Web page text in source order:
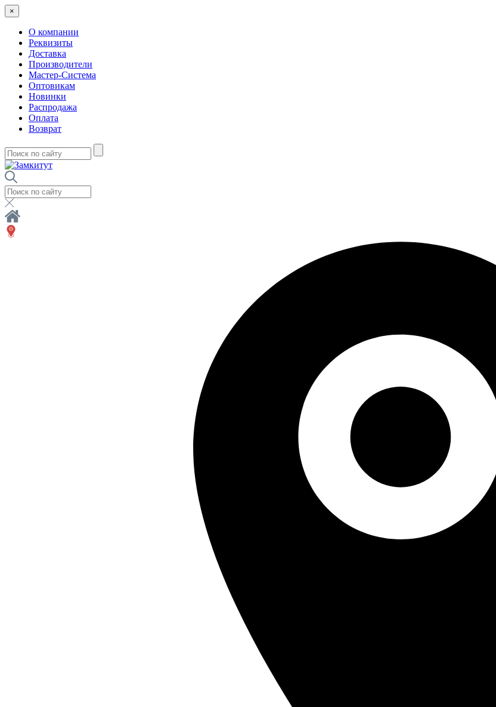
×
О компании
Реквизиты
Доставка
Производители
Мастер-Система
Оптовикам
Новинки
Распродажа
Оплата
Возврат